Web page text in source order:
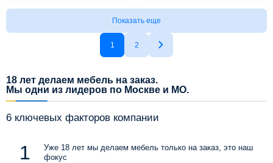
Показать еще
1 2
18 лет делаем мебель на заказ.
Мы одни из лидеров по Москве и МО.
6 ключевых факторов компании
Уже 18 лет мы делаем мебель только на заказ, это наш
фокус